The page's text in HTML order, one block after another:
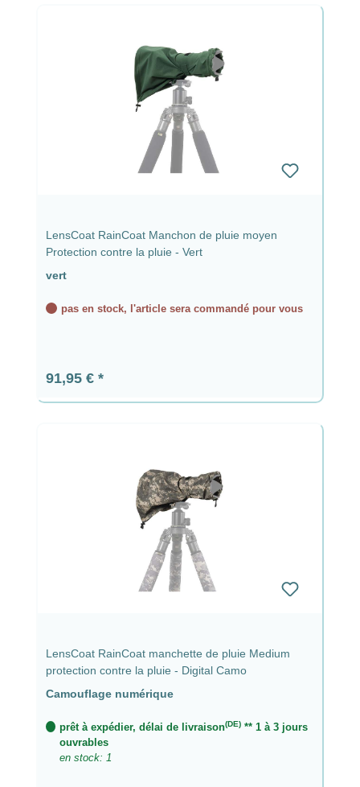
LensCoat RainCoat Manchon de pluie moyen
Protection contre la pluie - Vert
vert
pas en stock, l'article sera commandé pour vous
Prix régulier :
91,95 €
LensCoat RainCoat manchette de pluie Medium
protection contre la pluie - Digital Camo
Camouflage numérique
prêt à expédier, délai de livraison(DE)** 1 à 3 jours
ouvrables
en stock: 1